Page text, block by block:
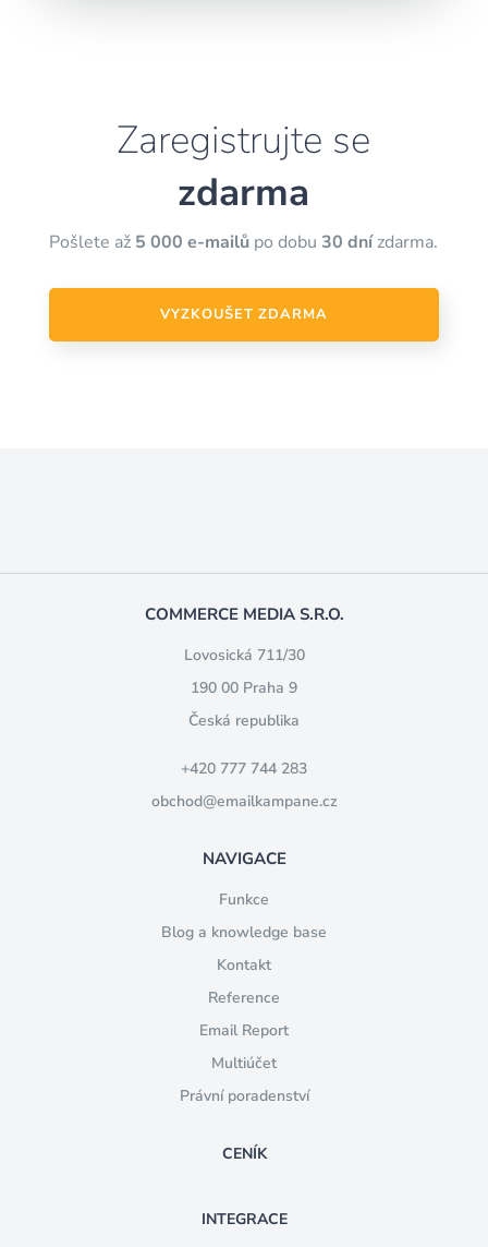
Zaregistrujte se
zdarma
Pošlete až 5 000 e-mailů po dobu 30 dnízdarma.
VYZKOUŠET ZDARMA
COMMERCE MEDIA S.R.O.
Lovosická 711/30
190 00 Praha 9
Česká republika
+420 777 744 283
obchod@emailkampane.cz
NAVIGACE
Funkce
Blog a knowledge base
Kontakt
Reference
Email Report
Multiúčet
Právní poradenství
CENÍK
INTEGRACE